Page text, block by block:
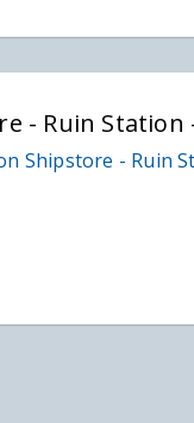
- Ruin Station
Shipstore - Ruin